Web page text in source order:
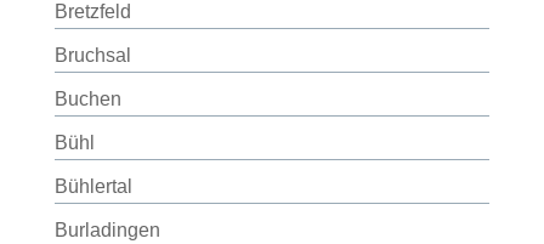
Bretzfeld
Bruchsal
Buchen
Bühl
Bühlertal
Burladingen